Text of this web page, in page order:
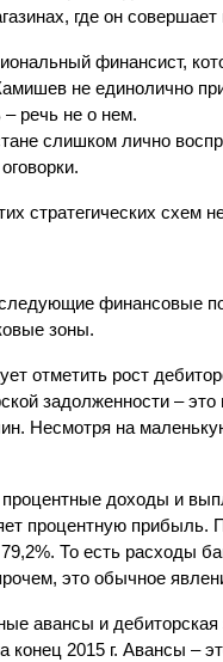
где он
финансист,
не единолично
речь не о нем.
слишком лично
стратегических схем
финансовые
зоны.
отметить рост
задолженности –
Несмотря на
доходы и
процентную
То есть расходы
это обычное
авансы и
конец 2015 г. Авансы –